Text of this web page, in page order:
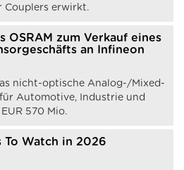
Couplers erwirkt.
OSRAM zum Verkauf eines
an Infineon
nicht-optische Analog-/Mixed-
Automotive, Industrie und
570 Mio.
To Watch in 2026